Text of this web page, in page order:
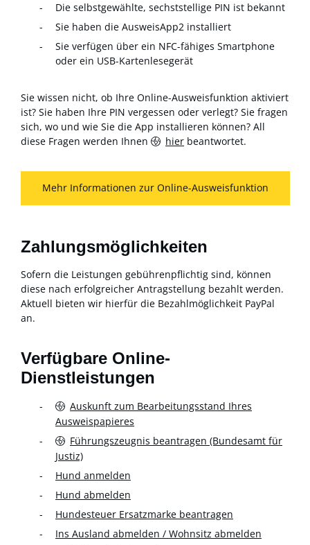
Die selbstgewählte, sechststellige PIN ist bekannt
Sie haben die AusweisApp2 installiert
Sie verfügen über ein NFC-fähiges Smartphone
oder ein USB-Kartenlesegerät
Sie wissen nicht, ob Ihre Online-Ausweisfunktion aktiviert
ist? Sie haben Ihre PIN vergessen oder verlegt? Sie fragen
sich, wo und wie Sie die App installieren können? All
diese Fragen werden Ihnen
hier beantwortet.
Mehr Informationen zur Online-Ausweisfunktion
Zahlungsmöglichkeiten
Sofern die Leistungen gebührenpflichtig sind, können
diese nach erfolgreicher Antragstellung bezahlt werden.
Aktuell bieten wir hierfür die Bezahlmöglichkeit PayPal
an.
Verfügbare Online-
Dienstleistungen
Auskunft zum Bearbeitungsstand Ihres
Ausweispapieres
Führungszeugnis beantragen (Bundesamt für
Justiz)
Hund anmelden
Hund abmelden
Hundesteuer Ersatzmarke beantragen
Ins Ausland abmelden / Wohnsitz abmelden